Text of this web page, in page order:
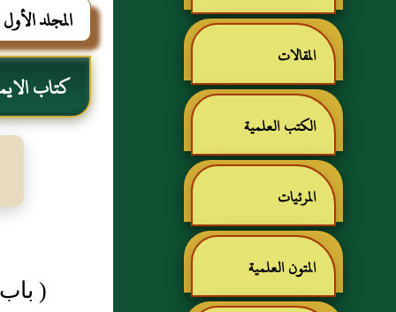
المقالات
الكتب العلمية
المرئيات
المتون العلمية
المجلد الأول
كتاب